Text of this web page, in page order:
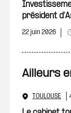
président
22 juin 2026
Ailleurs
TOULOUSE